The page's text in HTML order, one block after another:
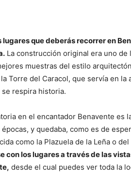
lugares que deberás recorrer en
La construcción original era uno
muestras del estilo
Torre del Caracol, que servía en
respira historia.
en el encantador Benavente es
y quedaba, como es de
como la Plazuela de la Leña o del
con los lugares a través de las
desde el cual puedes ver toda la